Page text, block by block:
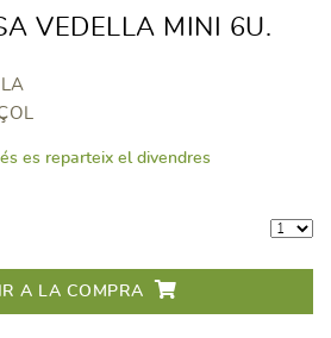
VEDELLA MINI 6U.
es reparteix el divendres
A LA COMPRA